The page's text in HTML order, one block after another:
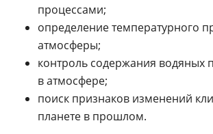
процессами;
определение температурного
атмосферы;
контроль содержания водяных
в атмосфере;
поиск признаков изменений
планете в прошлом.